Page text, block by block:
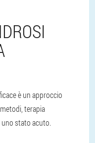
è un approccio
terapia
stato acuto.